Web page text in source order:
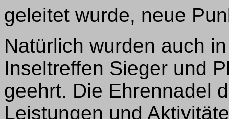
geleitet wurde, neue
Natürlich wurden auch
Inseltreffen Sieger und
geehrt. Die Ehrennadel
Leistungen und